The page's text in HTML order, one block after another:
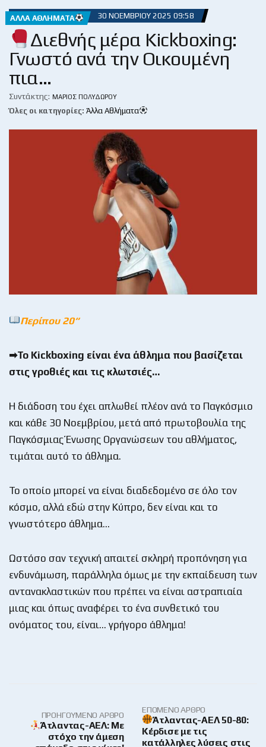
ΆΛΛΑ ΑΘΛΉΜΑΤΑ 30 ΝΟΕΜΒΡΊΟΥ 2025 09:58
Διεθνής μέρα Kickboxing:
Γνωστό ανά την Οικουμένη
πια…
Συντάκτης: ΜΆΡΙΟΣ ΠΟΛΥΔΏΡΟΥ
Όλες οι κατηγορίες: Άλλα Αθλήματα
Περίπου 20“
➡Το Kickboxing είναι ένα άθλημα που βασίζεται
στις γροθιές και τις κλωτσιές…
Η διάδοση του έχει απλωθεί πλέον ανά το Παγκόσμιο
και κάθε 30 Νοεμβρίου, μετά από πρωτοβουλία της
Παγκόσμιας Ένωσης Οργανώσεων του αθλήματος,
τιμάται αυτό το άθλημα.
Το οποίο μπορεί να είναι διαδεδομένο σε όλο τον
κόσμο, αλλά εδώ στην Κύπρο, δεν είναι και το
γνωστότερο άθλημα…
Ωστόσο σαν τεχνική απαιτεί σκληρή προπόνηση για
ενδυνάμωση, παράλληλα όμως με την εκπαίδευση των
αντανακλαστικών που πρέπει να είναι αστραπιαία
μιας και όπως αναφέρει το ένα συνθετικό του
ονόματος του, είναι… γρήγορο άθλημα!
ΠΡΟΗΓΟΎΜΕΝΟ ΆΡΘΡΟ
Άτλαντας-ΑΕΛ: Με
στόχο την άμεση
ΕΠΌΜΕΝΟ ΆΡΘΡΟ
Άτλαντας-ΑΕΛ 50-80:
Κέρδισε με τις
κατάλληλες λύσεις στις